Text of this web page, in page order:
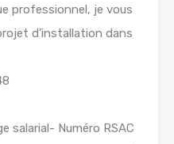
professionnel, je vous
d’installation dans
salarial- Numéro RSAC